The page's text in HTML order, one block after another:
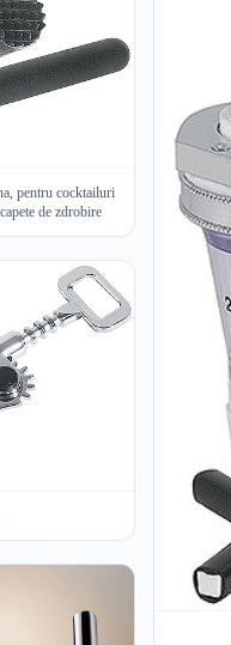
pentru cocktailuri
de zdrobire